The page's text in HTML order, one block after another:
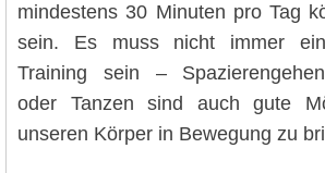
mindestens 30 Minuten pro Tag
sein. Es muss nicht immer ein
Training sein –
oder Tanzen sind auch gute
unseren Körper in Bewegung zu